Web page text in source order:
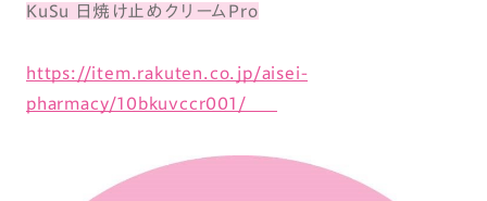
KuSu 日焼け止めクリームPro
https://item.rakuten.co.jp/aisei-
pharmacy/10bkuvccr001/